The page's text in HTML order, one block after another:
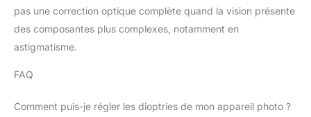
pas une correction optique complète quand la vision présente
des composantes plus complexes, notamment en
astigmatisme.
FAQ
Comment puis-je régler les dioptries de mon appareil photo ?